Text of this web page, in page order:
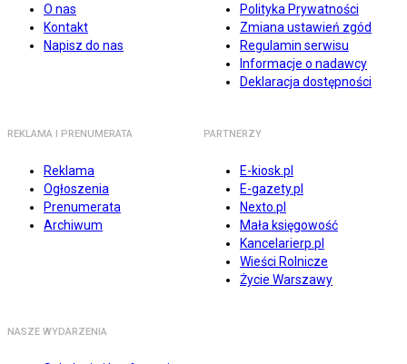
O nas
Kontakt
Napisz do nas
Polityka Prywatności
Zmiana ustawień zgód
Regulamin serwisu
Informacje o nadawcy
Deklaracja dostępności
REKLAMA I PRENUMERATA
Reklama
Ogłoszenia
Prenumerata
Archiwum
PARTNERZY
E-kiosk.pl
E-gazety.pl
Nexto.pl
Mała księgowość
Kancelarierp.pl
Wieści Rolnicze
Życie Warszawy
NASZE WYDARZENIA